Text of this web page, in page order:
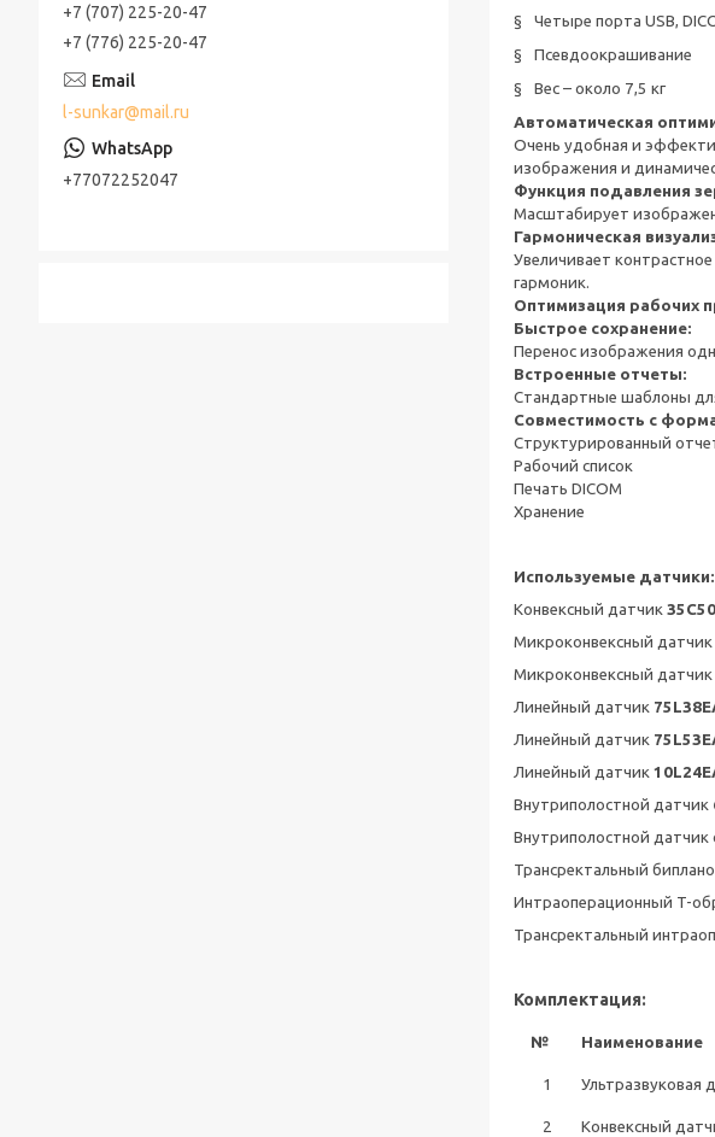
§
Четыре порта USB,
§
Псевдоокрашивание
§
Вес – около 7,5 кг
Автоматическая
Очень удобная и
изображения и
Функция подавления
Масштабирует
Гармоническая
Увеличивает
гармоник.
Оптимизация рабочих
Быстрое сохранение:
Перенос изображения
Встроенные отчеты:
Стандартные шаблоны
Совместимость с
Структурированный
Рабочий список
Печать DICOM
Хранение
Используемые датчики:
Конвексный датчик 35 C50
Микроконвексный датчик
Микроконвексный датчик
Линейный датчик 75 L38
Линейный датчик 75 L53
Линейный датчик 10L24
Внутриполостной датчик
Внутриполостной датчик
Трансректальный
Интраоперационный T-
Трансректальный
Комплектация:
№ Наименование
1 Ультразвуковая
2 Конвексный
+7 (707) 225-20-47
+7 (776) 225-20-47
l-sunkar@mail.ru
+77072252047